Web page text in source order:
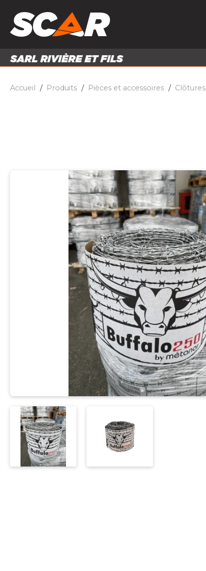
PIÈCES ET ACCESSOIRES
Accueil Produits Pièces et accessoires Clôtures